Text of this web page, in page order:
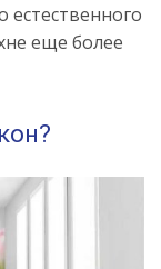
еще более